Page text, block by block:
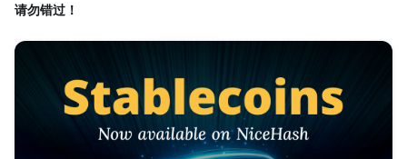
请勿错过！